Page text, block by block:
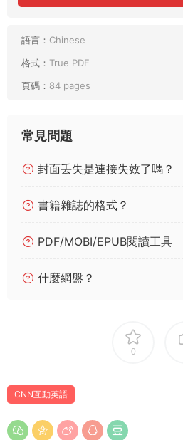
語言： Chinese
格式： True PDF
頁碼： 84 pages
常見問題
封面丢失是連接失效了嗎？
書籍雜誌的格式？
PDF/MOBI/EPUB閱讀工具
什麼網盤？
0
CNN互動英語